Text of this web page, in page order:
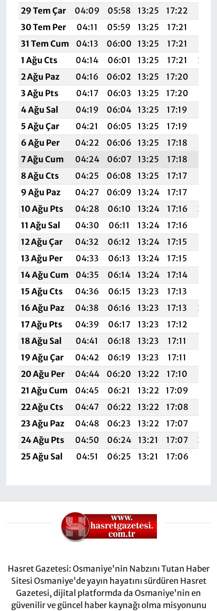
29 Tem Çar
04:09 05:58 13:25 17:22
30 Tem Per
04:11 05:59 13:25 17:21
31 Tem Cum
04:13 06:00 13:25 17:21
1 Ağu Cts
04:14 06:01 13:25 17:21
2 Ağu Paz
04:16 06:02 13:25 17:20
3 Ağu Pts
04:17 06:03 13:25 17:20
4 Ağu Sal
04:19 06:04 13:25 17:19
5 Ağu Çar
04:21 06:05 13:25 17:19
6 Ağu Per
04:22 06:06 13:25 17:18
7 Ağu Cum
04:24 06:07 13:25 17:18
8 Ağu Cts
04:25 06:08 13:25 17:17
9 Ağu Paz
04:27 06:09 13:24 17:17
10 Ağu Pts
04:28 06:10 13:24 17:16
11 Ağu Sal
04:30 06:11 13:24 17:16
12 Ağu Çar
04:32 06:12 13:24 17:15
13 Ağu Per
04:33 06:13 13:24 17:15
14 Ağu Cum
04:35 06:14 13:24 17:14
15 Ağu Cts
04:36 06:15 13:23 17:13
16 Ağu Paz
04:38 06:16 13:23 17:13
17 Ağu Pts
04:39 06:17 13:23 17:12
18 Ağu Sal
04:41 06:18 13:23 17:11
19 Ağu Çar
04:42 06:19 13:23 17:11
20 Ağu Per
04:44 06:20 13:22 17:10
21 Ağu Cum
04:45 06:21 13:22 17:09
22 Ağu Cts
04:47 06:22 13:22 17:08
23 Ağu Paz
04:48 06:23 13:22 17:07
24 Ağu Pts
04:50 06:24 13:21 17:07
25 Ağu Sal
04:51 06:25 13:21 17:06
Hasret Gazetesi: Osmaniye'nin Nabzını Tutan Haber
Sitesi Osmaniye'de yayın hayatını sürdüren Hasret
Gazetesi, dijital platformda da Osmaniye'nin en
güvenilir ve güncel haber kaynağı olma misyonunu